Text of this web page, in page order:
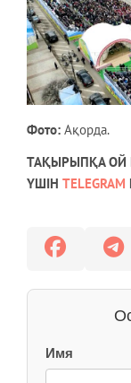
Фото: Ақорда.
ТАҚЫРЫПҚА ОЙ
ҮШІН TELEGRAM
Имя